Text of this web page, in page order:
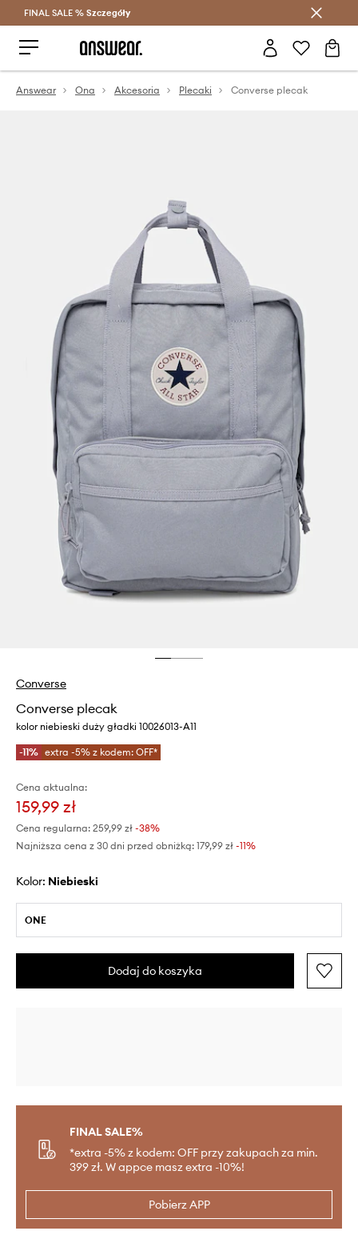
Oszczędzaj z Answear Club >
FINAL SALE % Szczegóły
Answear Ona Akcesoria Plecaki Converse plecak
Converse
Converse plecak
kolor niebieski duży gładki 10026013-A11
-11% extra -5% z kodem: OFF*
Cena aktualna:
159,99 zł
Cena regularna: 259,99 zł -38%
Najniższa cena z 30 dni przed obniżką: 179,99 zł -11%
Kolor: niebieski
ONE
Dodaj do koszyka
FINAL SALE%
*extra -5% z kodem: OFF przy zakupach za min.
399 zł. W appce masz extra -10%!
Pobierz APP